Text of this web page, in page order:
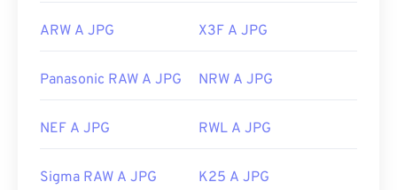
ARW A JPG X3F A JPG
Panasonic RAW A JPG NRW A JPG
NEF A JPG RWL A JPG
Sigma RAW A JPG K25 A JPG